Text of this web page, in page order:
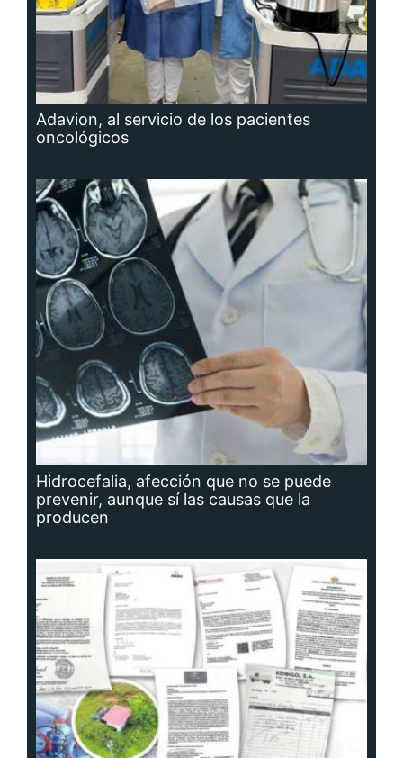
Adavion, al servicio de los pacientes
oncológicos
Hidrocefalia, afección que no se puede
prevenir, aunque sí las causas que la
producen